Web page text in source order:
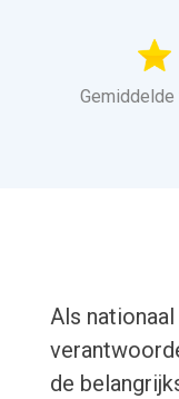
Gemiddelde
Als
de